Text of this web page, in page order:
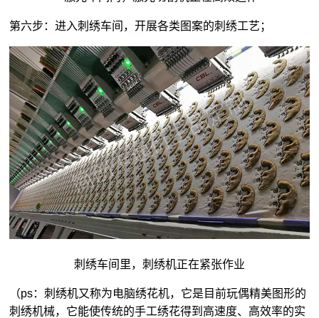
第六步：进入刺绣车间，开展各类图案的刺绣工艺；
刺绣车间里，刺绣机正在紧张作业
（ps：刺绣机又称为电脑绣花机，它是目前玩偶精美图形的
刺绣机械，它能使传统的手工绣花得到高速度、高效率的实